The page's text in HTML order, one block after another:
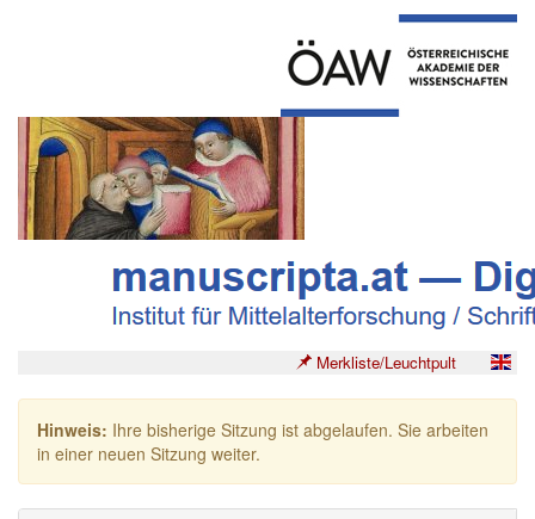
Merkliste/Leuchtpult
Hinweis: Ihre bisherige Sitzung ist abgelaufen. Sie arbeiten
in einer neuen Sitzung weiter.